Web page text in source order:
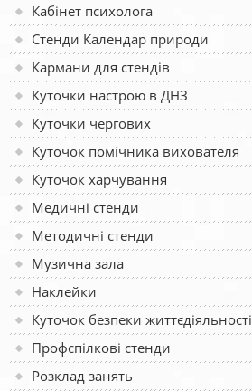
Кабінет психолога
Стенди Календар природи
Кармани для стендів
Куточки настрою в ДНЗ
Куточки чергових
Куточок помічника вихователя
Куточок харчування
Медичні стенди
Методичні стенди
Музична зала
Наклейки
Куточок безпеки життєдіяльності
Профспілкові стенди
Розклад занять